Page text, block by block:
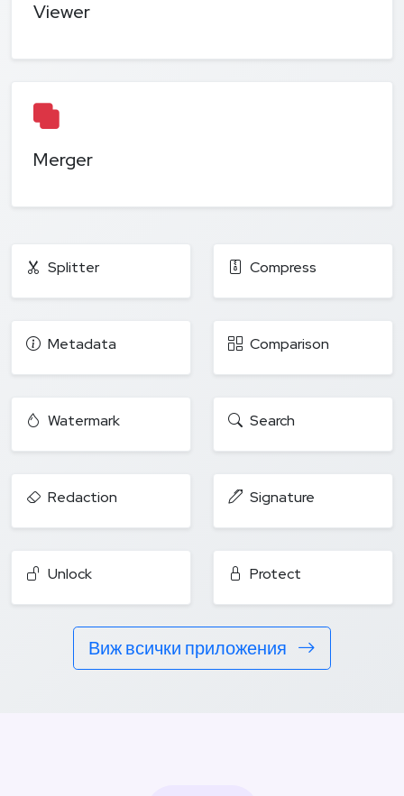
Viewer
Merger
Splitter Compress
Metadata Comparison
Watermark Search
Redaction Signature
Unlock Protect
Виж всички приложения